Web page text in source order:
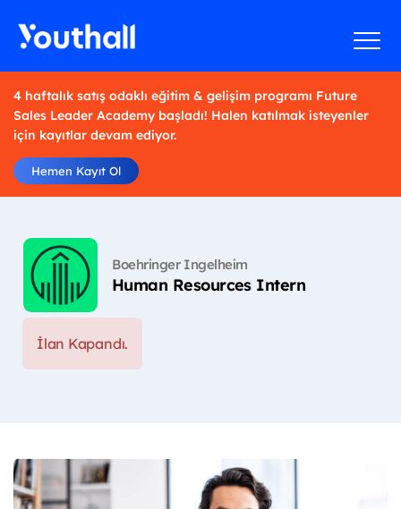
4 haftalık satış odaklı eğitim & gelişim programı Future
Sales Leader Academy başladı! Halen katılmak isteyenler
için kayıtlar devam ediyor.
Hemen Kayıt Ol
Boehringer Ingelheim
Human Resources Intern
İlan Kapandı.